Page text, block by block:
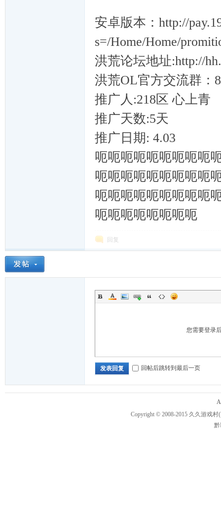
安卓版本：http://
s=/Home/Home/
洪荒论坛地址:http://
洪荒OL官方交流群：
推广人:218区 心上青
推广天数:5天
推广日期: 4.03
呃呃呃呃呃呃呃呃呃
呃呃呃呃呃呃呃呃呃
呃呃呃呃呃呃呃呃呃
呃呃呃呃呃呃呃呃
回复
您需要登录
发表回复 回帖后跳转到最后一页
Copyright © 2008-2015 久久游戏村
黔